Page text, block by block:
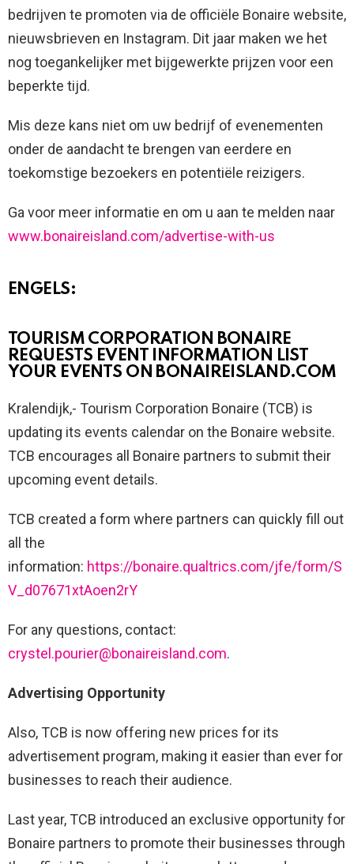
bedrijven te promoten via de officiële Bonaire website,
nieuwsbrieven en Instagram. Dit jaar maken we het
nog toegankelijker met bijgewerkte prijzen voor een
beperkte tijd.
Mis deze kans niet om uw bedrijf of evenementen
onder de aandacht te brengen van eerdere en
toekomstige bezoekers en potentiële reizigers.
Ga voor meer informatie en om u aan te melden naar
www.bonaireisland.com/advertise-with-us
ENGELS:
TOURISM CORPORATION BONAIRE
REQUESTS EVENT INFORMATION LIST
YOUR EVENTS ON BONAIREISLAND.COM
Kralendijk,- Tourism Corporation Bonaire (TCB) is
updating its events calendar on the Bonaire website.
TCB encourages all Bonaire partners to submit their
upcoming event details.
TCB created a form where partners can quickly fill out
all the
information: https://bonaire.qualtrics.com/jfe/form/S
V_d07671xtAoen2rY
For any questions, contact:
crystel.pourier@bonaireisland.com.
Advertising Opportunity
Also, TCB is now offering new prices for its
advertisement program, making it easier than ever for
businesses to reach their audience.
Last year, TCB introduced an exclusive opportunity for
Bonaire partners to promote their businesses through